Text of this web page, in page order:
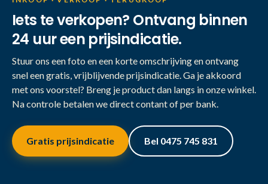
Iets te verkopen? Ontvang binnen
24 uur een prijsindicatie.
Stuur ons een foto en een korte omschrijving en ontvang
snel een gratis, vrijblijvende prijsindicatie. Ga je akkoord
met ons voorstel? Breng je product dan langs in onze winkel.
Na controle betalen we direct contant of per bank.
Gratis prijsindicatie Bel 0475 745 831